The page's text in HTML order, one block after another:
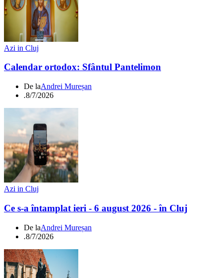
Azi in Cluj
Calendar ortodox: Sfântul Pantelimon
De laAndrei Mureșan
.8/7/2026
Azi in Cluj
Ce s-a întamplat ieri - 6 august 2026 - în Cluj
De laAndrei Mureșan
.8/7/2026